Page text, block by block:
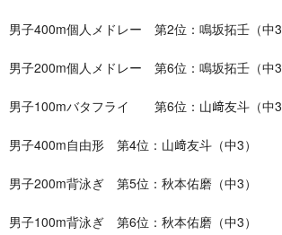
男子400m個人メドレー 第2位：鳴坂拓壬（中3
男子200m個人メドレー 第6位：鳴坂拓壬（中3
男子100mバタフライ 第6位：山﨑友斗（中3
男子400m自由形 第4位：山﨑友斗（中3）
男子200m背泳ぎ 第5位：秋本佑磨（中3）
男子100m背泳ぎ 第6位：秋本佑磨（中3）